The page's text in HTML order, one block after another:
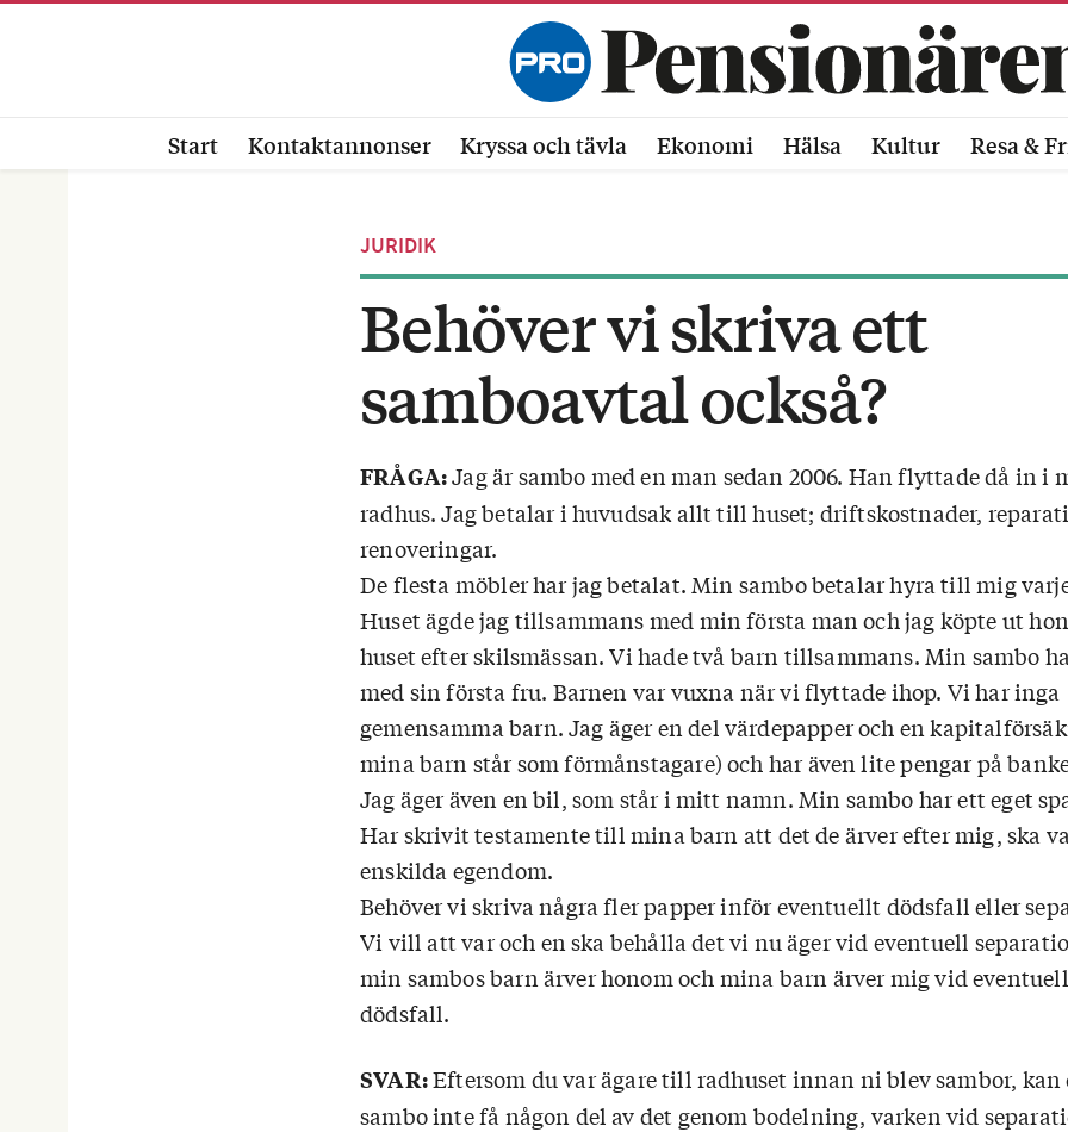
Start Kontaktannonser Kryssa och tävla Ekonomi Hälsa Kultur Resa &
JURIDIK
Behöver vi skriva ett
samboavtal också?
FRÅGA:Jag är sambo med en man sedan 2006. Han flyttade då in i
radhus. Jag betalar i huvudsak allt till huset; driftskostnader,
renoveringar.
De flesta möbler har jag betalat. Min sambo betalar hyra till mig
Huset ägde jag tillsammans med min första man och jag köpte ut
huset efter skilsmässan. Vi hade två barn tillsammans. Min sambo
med sin första fru. Barnen var vuxna när vi flyttade ihop. Vi har inga
gemensamma barn. Jag äger en del värdepapper och en
mina barn står som förmånstagare) och har även lite pengar på
Jag äger även en bil, som står i mitt namn. Min sambo har ett eget
Har skrivit testamente till mina barn att det de ärver efter mig, ska
enskilda egendom.
Behöver vi skriva några fler papper inför eventuellt dödsfall eller
Vi vill att var och en ska behålla det vi nu äger vid eventuell
min sambos barn ärver honom och mina barn ärver mig vid
dödsfall.
SVAR:Eftersom du var ägare till radhuset innan ni blev sambor,
sambo inte få någon del av det genom bodelning, varken vid